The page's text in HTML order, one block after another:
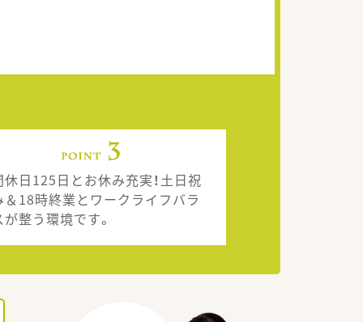
休日125日とお休み充実！土日祝
＆18時終業とワークライフバラ
が整う環境です。